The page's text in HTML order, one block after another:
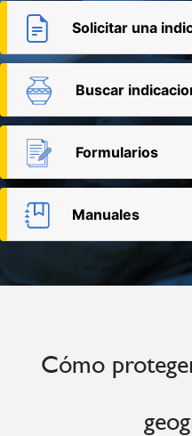
Solicitar una
Buscar
Formularios
Manuales
Cómo